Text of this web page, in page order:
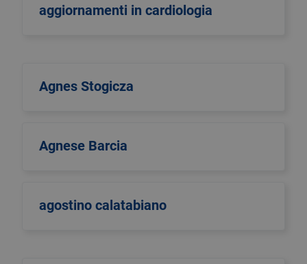
aggiornamenti in cardiologia
Agnes Stogicza
Agnese Barcia
agostino calatabiano